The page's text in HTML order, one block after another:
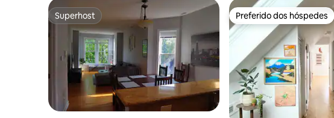
Superhost
Superhost Preferido dos hóspedes
Preferido dos hóspedes